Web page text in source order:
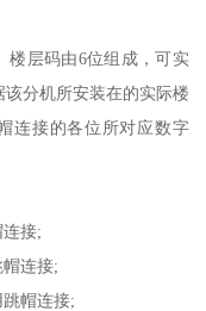
楼层码由6位组成，可实
分机所安装在的实际楼
连接的各位所对应数字
接;
连接;
跳帽连接;